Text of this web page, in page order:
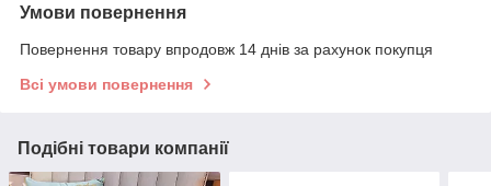
Умови повернення
Повернення товару впродовж 14 днів за рахунок покупця
Всі умови повернення
Подібні товари компанії